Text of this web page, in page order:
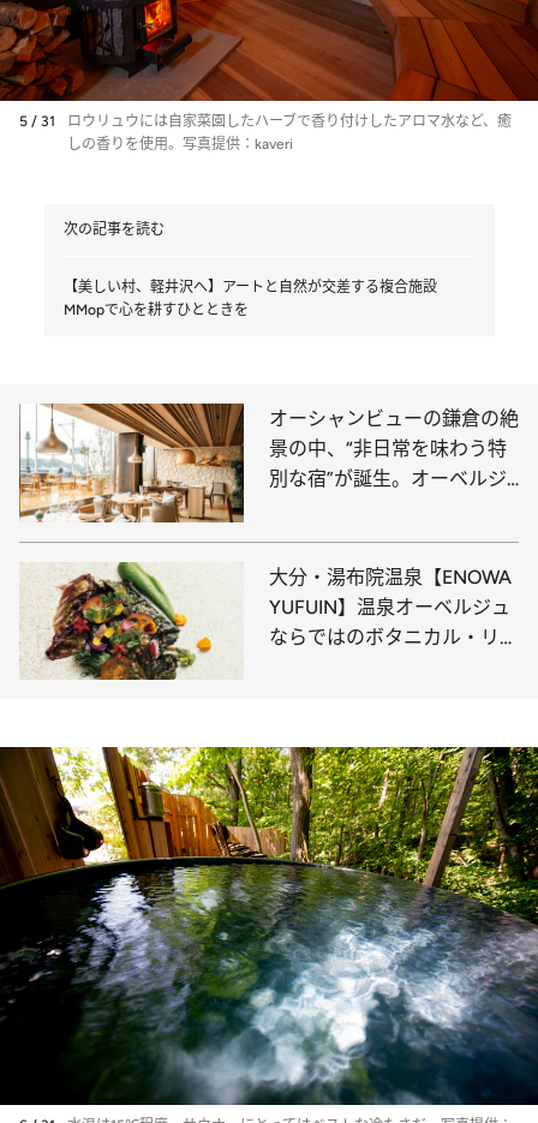
5 / 31
ロウリュウには自家菜園したハーブで香り付けしたアロマ水など、癒
しの香りを使用。写真提供：kaveri
次の記事を読む
【美しい村、軽井沢へ】アートと自然が交差する複合施設
MMopで心を耕すひとときを
オーシャンビューの鎌倉の絶
景の中、“非日常を味わう特
別な宿”が誕生。オーベルジ
料理を堪能できる
［UMITO］
大分・湯布院温泉【ENOWA
YUFUIN】温泉オーベルジュ
ならではのボタニカル・リト